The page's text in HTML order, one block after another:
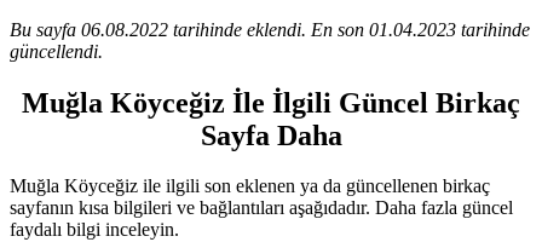
Bu sayfa 06.08.2022 tarihinde eklendi. En son 01.04.2023 tarihinde
güncellendi.
Muğla Köyceğiz İle İlgili Güncel Birkaç
Sayfa Daha
Muğla Köyceğiz ile ilgili son eklenen ya da güncellenen birkaç
sayfanın kısa bilgileri ve bağlantıları aşağıdadır. Daha fazla güncel
faydalı bilgi inceleyin.